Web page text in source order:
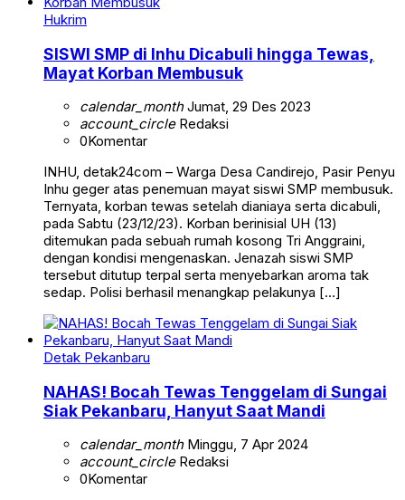
Hukrim
SISWI SMP di Inhu Dicabuli hingga Tewas,
Mayat Korban Membusuk
calendar_monthJumat, 29 Des 2023
account_circleRedaksi
0Komentar
INHU, detak24com – Warga Desa Candirejo, Pasir Penyu
Inhu geger atas penemuan mayat siswi SMP membusuk.
Ternyata, korban tewas setelah dianiaya serta dicabuli,
pada Sabtu (23/12/23). Korban berinisial UH (13)
ditemukan pada sebuah rumah kosong Tri Anggraini,
dengan kondisi mengenaskan. Jenazah siswi SMP
tersebut ditutup terpal serta menyebarkan aroma tak
sedap. Polisi berhasil menangkap pelakunya […]
Detak Pekanbaru
NAHAS! Bocah Tewas Tenggelam di Sungai
Siak Pekanbaru, Hanyut Saat Mandi
calendar_monthMinggu, 7 Apr 2024
account_circleRedaksi
0Komentar